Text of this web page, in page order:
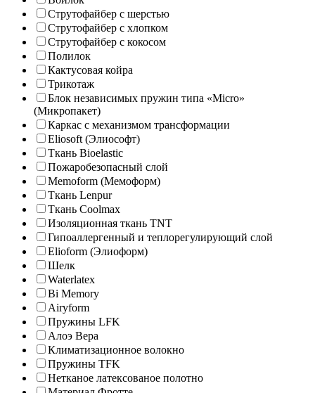
Струтофайбер с шерстью
Струтофайбер с хлопком
Струтофайбер с кокосом
Полилок
Кактусовая койра
Трикотаж
Блок независимых пружин типа «Micro»
(Микропакет)
Каркас с механизмом трансформации
Eliosoft (Элиософт)
Ткань Bioelastic
Пожаробезопасный слой
Memoform (Мемоформ)
Ткань Lenpur
Ткань Coolmax
Изоляционная ткань TNT
Гипоаллергенный и теплорегулирующий слой
Elioform (Элиоформ)
Шелк
Waterlatex
Bi Memory
Airyform
Пружины LFK
Алоэ Вера
Климатизационное волокно
Пружины TFK
Нетканое латексованое полотно